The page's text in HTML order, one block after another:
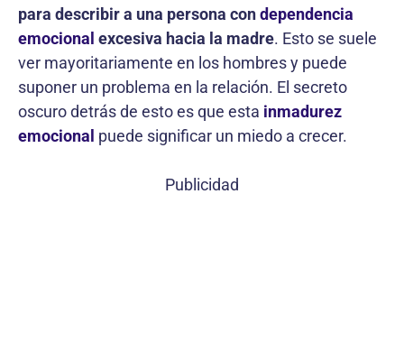
para describir a una persona condependencia
emocional excesiva hacia la madre. Esto se suele
ver mayoritariamente en los hombres y puede
suponer un problema en la relación. El secreto
oscuro detrás de esto es que esta inmadurez
emocional puede significar un miedo a crecer.
Publicidad